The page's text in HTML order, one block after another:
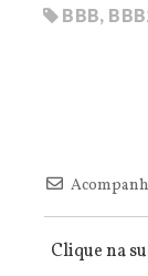
BBB,
Clique na